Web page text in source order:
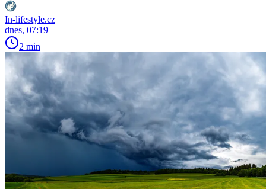
In-lifestyle.cz
dnes, 07:19
2 min